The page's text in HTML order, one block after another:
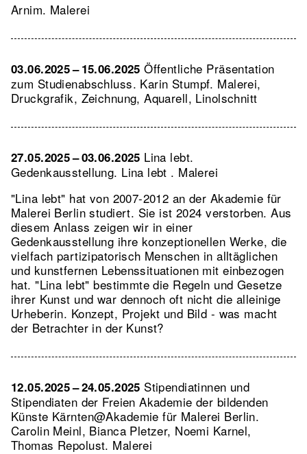
Arnim. Malerei
03.06.2025 – 15.06.2025Öffentliche Präsentation
zum Studienabschluss. Karin Stumpf. Malerei,
Druckgrafik, Zeichnung, Aquarell, Linolschnitt
27.05.2025 – 03.06.2025 Lina lebt.
Gedenkausstellung. Lina lebt . Malerei
"Lina lebt" hat von 2007-2012 an der Akademie für
Malerei Berlin studiert. Sie ist 2024 verstorben. Aus
diesem Anlass zeigen wir in einer
Gedenkausstellung ihre konzeptionellen Werke, die
vielfach partizipatorisch Menschen in alltäglichen
und kunstfernen Lebenssituationen mit einbezogen
hat. "Lina lebt" bestimmte die Regeln und Gesetze
ihrer Kunst und war dennoch oft nicht die alleinige
Urheberin. Konzept, Projekt und Bild - was macht
der Betrachter in der Kunst?
12.05.2025 – 24.05.2025 Stipendiatinnen und
Stipendiaten der Freien Akademie der bildenden
Künste Kärnten@Akademie für Malerei Berlin.
Carolin Meinl, Bianca Pletzer, Noemi Karnel,
Thomas Repolust. Malerei